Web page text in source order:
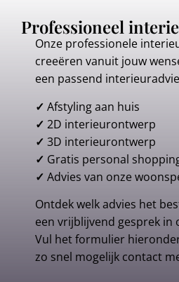
Professioneel
Onze professionele
creeëren vanuit jouw
een passend
✓ Afstyling aan huis
✓ 2D interieurontwerp
✓ 3D interieurontwerp
✓ Gratis personal
✓ Advies van onze
Ontdek welk advies het
een vrijblijvend gesprek in
Vul het formulier
zo snel mogelijk contact